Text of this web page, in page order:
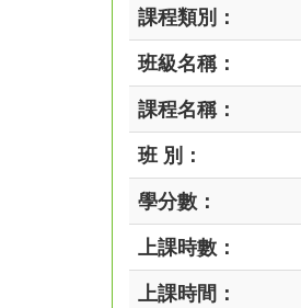
課程類別：
班級名稱：
課程名稱：
班 別：
學分數：
上課時數：
上課時間：